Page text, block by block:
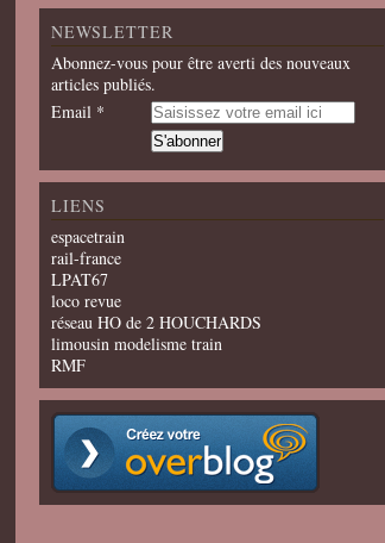
NEWSLETTER
Abonnez-vous pour être averti des nouveaux
articles publiés.
Email
LIENS
espacetrain
rail-france
LPAT67
loco revue
réseau HO de 2 HOUCHARDS
limousin modelisme train
RMF